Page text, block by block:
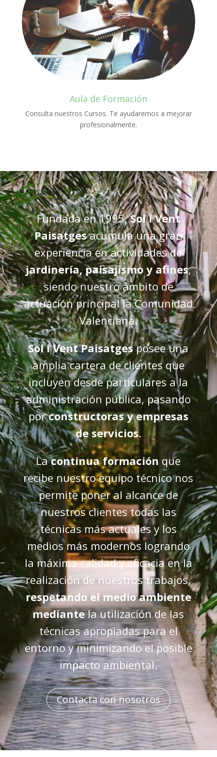
Aula de Formación
Consulta nuestros Cursos. Te ayudaremos a mejorar
profesionalmente.
Fundada en 1995,Sol i Vent
Paisatgesacumula una gran
experiencia en actividades de
jardinería, paisajismo y afines,
siendo nuestro ámbito de
actuación principal la Comunidad
Valenciana.
Sol i Vent Paisatgesposee una
amplia cartera de clientes que
incluyen desde particulares a la
administración pública, pasando
porconstructoras y empresas
de servicios.
Lacontinua formación que
recibe nuestro equipo técnico nos
permite poner al alcance de
nuestros clientes todas las
técnicas más actuales y los
medios más modernos logrando
la máxima calidad y eficacia en la
realización de nuestros trabajos,
respetando el medio ambiente
mediantela utilización de las
técnicas apropiadas para el
entorno y minimizando el posible
impacto ambiental.
Contacta con nosotros